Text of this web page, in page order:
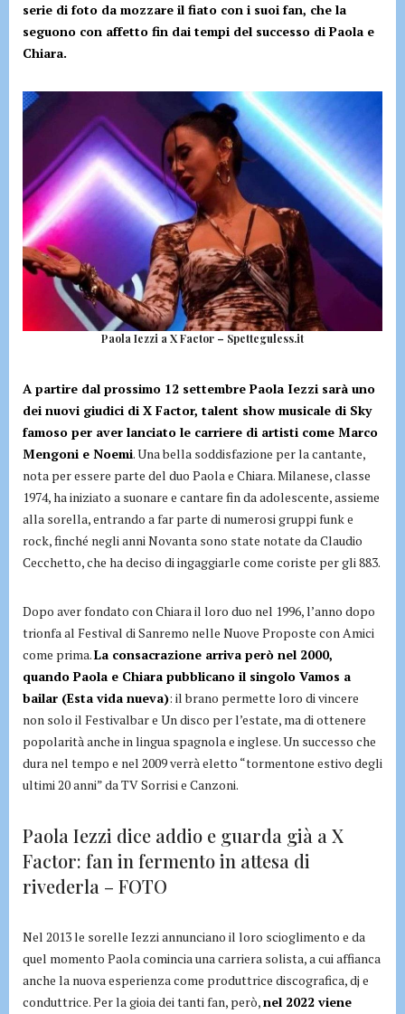
serie di foto da mozzare il fiato con i suoi fan, che la
seguono con affetto fin dai tempi del successo di Paola e
Chiara.
Paola Iezzi a X Factor – Spetteguless.it
A partire dal prossimo 12 settembre Paola Iezzi sarà uno
dei nuovi giudici di X Factor, talent show musicale di Sky
famoso per aver lanciato le carriere di artisti come Marco
Mengoni e Noemi. Una bella soddisfazione per la cantante,
nota per essere parte del duo Paola e Chiara. Milanese, classe
1974, ha iniziato a suonare e cantare fin da adolescente, assieme
alla sorella, entrando a far parte di numerosi gruppi funk e
rock, finché negli anni Novanta sono state notate da Claudio
Cecchetto, che ha deciso di ingaggiarle come coriste per gli 883.
Dopo aver fondato con Chiara il loro duo nel 1996, l’anno dopo
trionfa al Festival di Sanremo nelle Nuove Proposte con Amici
come prima.La consacrazione arriva però nel 2000,
quando Paola e Chiara pubblicano il singolo Vamos a
bailar (Esta vida nueva): il brano permette loro di vincere
non solo il Festivalbar e Un disco per l’estate, ma di ottenere
popolarità anche in lingua spagnola e inglese. Un successo che
dura nel tempo e nel 2009 verrà eletto “tormentone estivo degli
ultimi 20 anni” da TV Sorrisi e Canzoni.
Paola Iezzi dice addio e guarda già a X
Factor: fan in fermento in attesa di
rivederla – FOTO
Nel 2013 le sorelle Iezzi annunciano il loro scioglimento e da
quel momento Paola comincia una carriera solista, a cui affianca
anche la nuova esperienza come produttrice discografica, dj e
conduttrice. Per la gioia dei tanti fan, però,nel 2022 viene